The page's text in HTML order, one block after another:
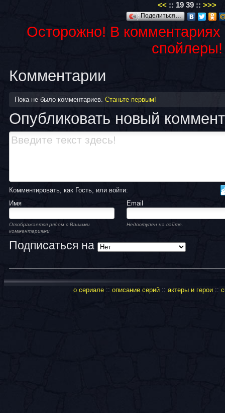
<< :: 19 39 :: >>>
Поделиться…
Осторожно! В
спойлеры!
Комментарии
Пока не было комментариев. Станьте первым!
Опубликовать новый
Комментировать, как Гость, или войти:
Имя
Email
Отображается рядом с Вашими
комментариями
Недоступен на сайте.
Подписаться на
о сериале:: описание серий:: актеры и герои::